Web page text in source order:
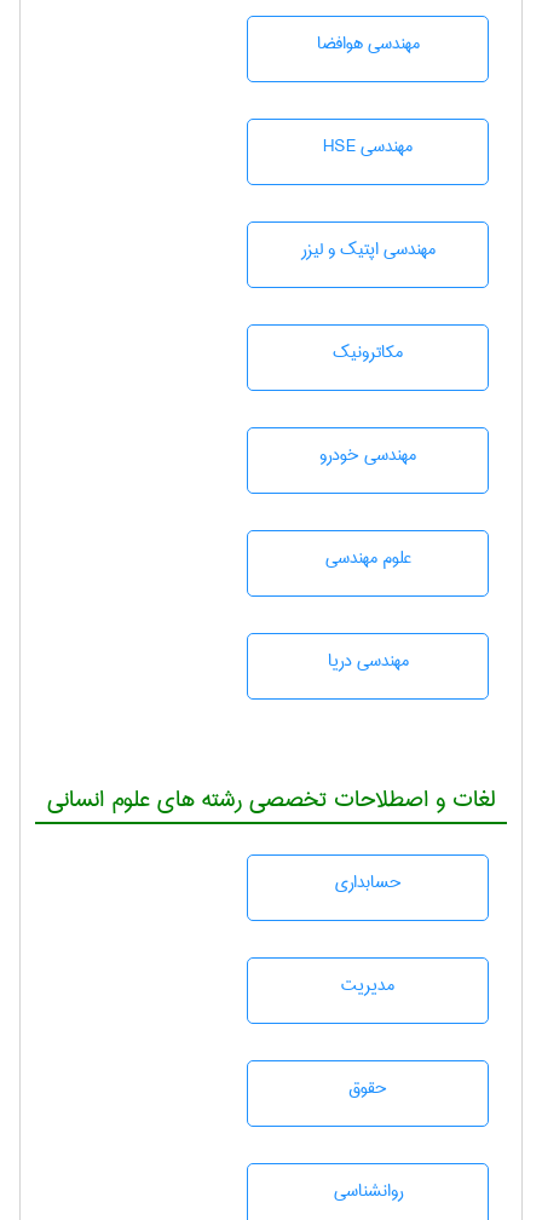
مهندسی هوافضا
مهندسی HSE
مهندسی اپتیک و لیزر
مکاترونیک
مهندسی خودرو
علوم مهندسی
مهندسی دریا
لغات و اصطلاحات تخصصی رشته های علوم انسانی
حسابداری
مديريت
حقوق
روانشناسی